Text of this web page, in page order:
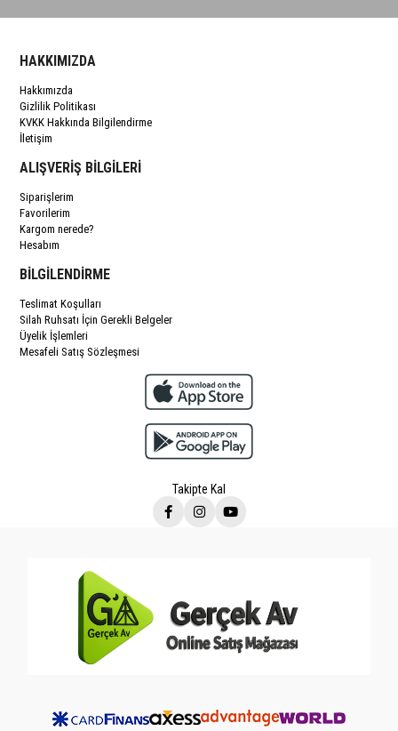
HAKKIMIZDA
Hakkımızda
Gizlilik Politikası
KVKK Hakkında Bilgilendirme
İletişim
ALIŞVERİŞ BİLGİLERİ
Siparişlerim
Favorilerim
Kargom nerede?
Hesabım
BİLGİLENDİRME
Teslimat Koşulları
Silah Ruhsatı İçin Gerekli Belgeler
Üyelik İşlemleri
Mesafeli Satış Sözleşmesi
Takipte Kal